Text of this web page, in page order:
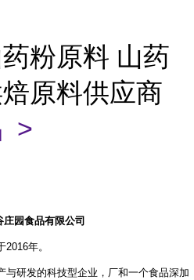
粉原料 山药
原料供应商
>
庄园食品有限公司
年。
与研发的科技型企业，厂和一个食品深加